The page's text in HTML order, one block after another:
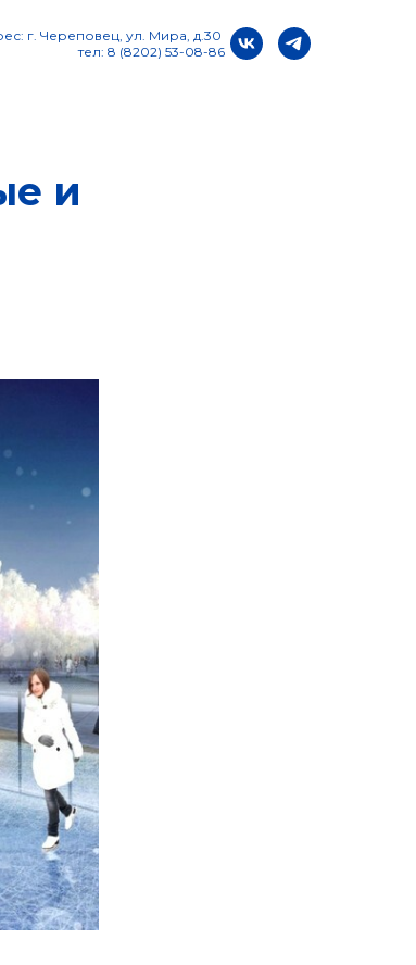
г. Череповец, ул. Мира, д.30
тел: 8 (8202) 53-08-86
и